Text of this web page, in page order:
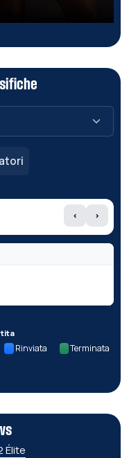
‹ ›
Rinviata Terminata
Élite